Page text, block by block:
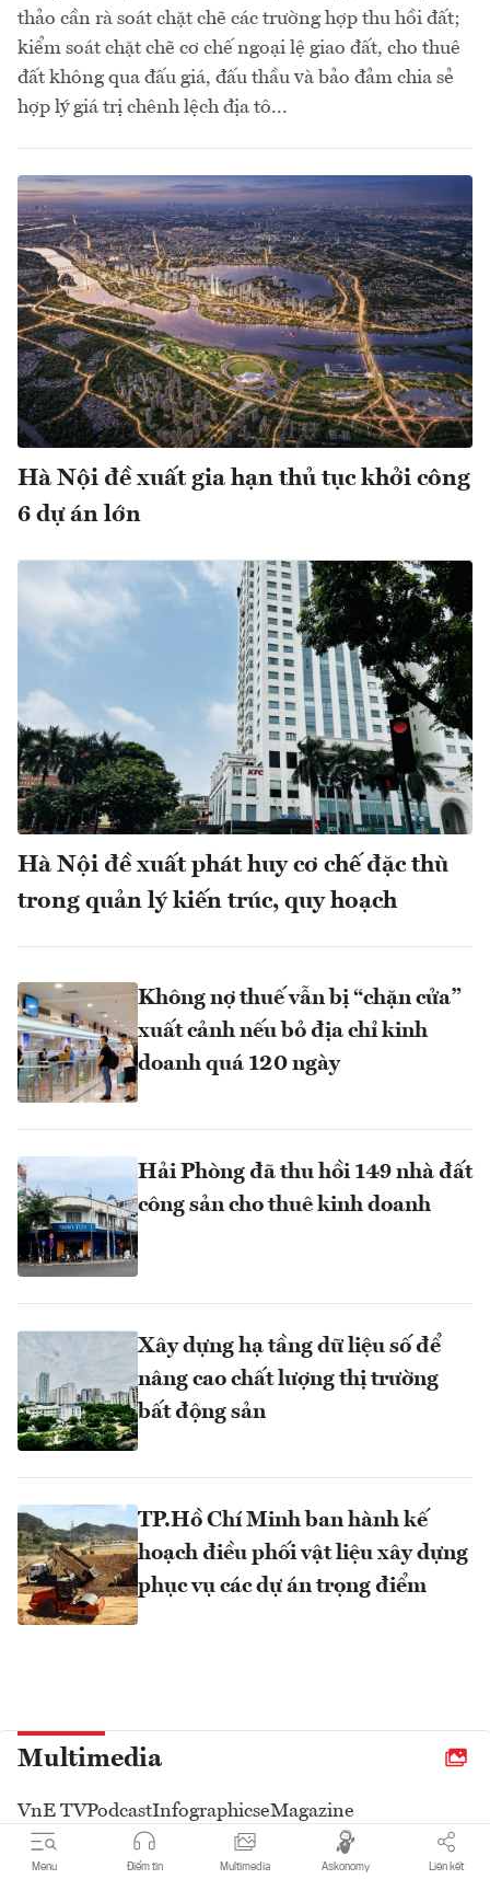
Menu Điểm tin Multimedia Askonomy Liên kết
thảo cần rà soát chặt chẽ các trường hợp thu hồi đất;
kiểm soát chặt chẽ cơ chế ngoại lệ giao đất, cho thuê
đất không qua đấu giá, đấu thầu và bảo đảm chia sẻ
hợp lý giá trị chênh lệch địa tô...
Hà Nội đề xuất gia hạn thủ tục khởi công
6 dự án lớn
Hà Nội đề xuất phát huy cơ chế đặc thù
trong quản lý kiến trúc, quy hoạch
Không nợ thuế vẫn bị “chặn cửa”
xuất cảnh nếu bỏ địa chỉ kinh
doanh quá 120 ngày
Hải Phòng đã thu hồi 149 nhà đất
công sản cho thuê kinh doanh
Xây dựng hạ tầng dữ liệu số để
nâng cao chất lượng thị trường
bất động sản
TP.Hồ Chí Minh ban hành kế
hoạch điều phối vật liệu xây dựng
phục vụ các dự án trọng điểm
Multimedia
VnE TVPodcastInfographicseMagazine